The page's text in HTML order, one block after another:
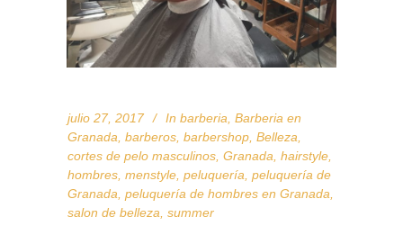
julio 27, 2017 In barberia Barberia en
Granada barberos barbershop Belleza
cortes de pelo masculinos Granada hairstyle
hombres menstyle peluquería peluquería de
Granada peluquería de hombres en Granada
salon de belleza summer